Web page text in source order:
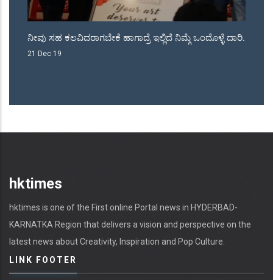
ಸಹ ಕಲವಿದರಾಗಬೇಕೆ ಹಾಗಾದ್ರೆ ಇಲ್ಲಿದೆ ನಿಮ್ಗೆ ಒಂದೊಳ್ಳೆ ದಾರಿ.
Dec 19
ಜೆಡಿಎಸ್
hktimes
hktimes is one of the First online Portal news in HYDERBAD-
KARNATKA Region that delivers a vision and perspective on the
latest news about Creativity, Inspiration and Pop Culture.
LINK FOOTER